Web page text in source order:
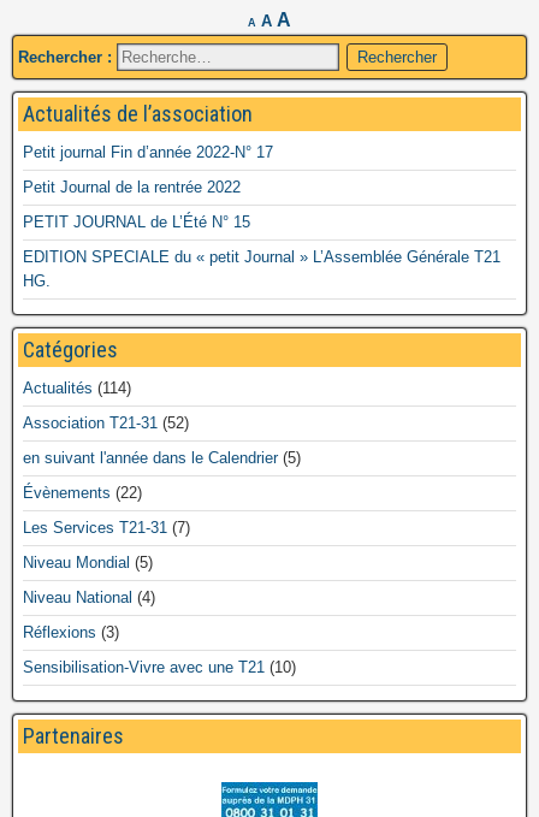
A A A
Rechercher :
Actualités de l’association
Petit journal Fin d’année 2022-N° 17
Petit Journal de la rentrée 2022
PETIT JOURNAL de L’Été N° 15
EDITION SPECIALE du « petit Journal » L’Assemblée Générale T21
HG.
Catégories
Actualités (114)
Association T21-31 (52)
en suivant l'année dans le Calendrier(5)
Évènements (22)
Les Services T21-31 (7)
Niveau Mondial (5)
Niveau National (4)
Réflexions (3)
Sensibilisation-Vivre avec une T21 (10)
Partenaires